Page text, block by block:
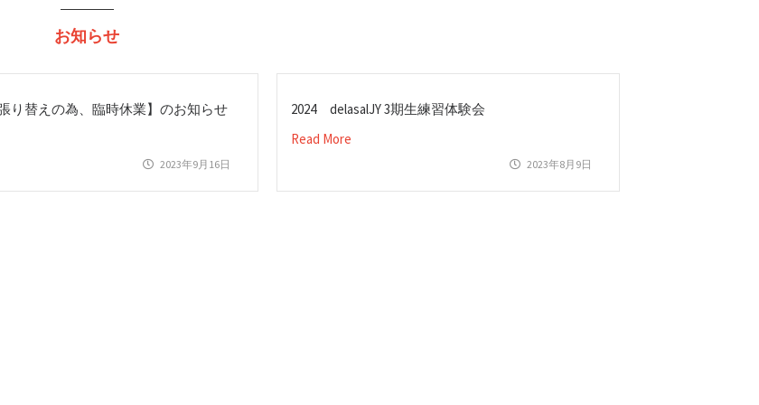
お知らせ
り替えの為、臨時休業】のお知らせ
2023年9月16日
2024 delasalJY 3期生練習体験会
Read More
2023年8月9日